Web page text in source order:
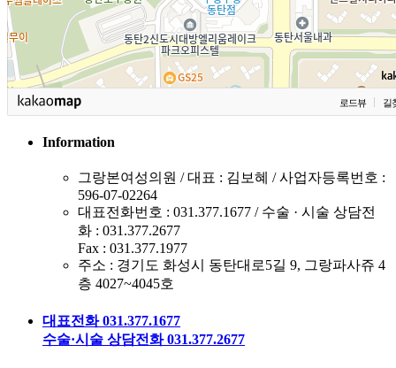
로드뷰 길
Information
그랑본여성의원 / 대표 : 김보혜 / 사업자등록번호 :
596-07-02264
대표전화번호 : 031.377.1677 / 수술 · 시술 상담전
화 : 031.377.2677
Fax : 031.377.1977
주소 : 경기도 화성시 동탄대로5길 9, 그랑파사쥬 4
층 4027~4045호
대표전화 031.377.1677
수술·시술 상담전화 031.377.2677